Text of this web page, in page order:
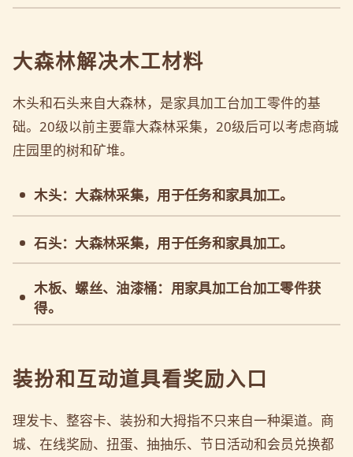
大森林解决木工材料
木头和石头来自大森林，是家具加工台加工零件的基
础。20级以前主要靠大森林采集，20级后可以考虑商城
庄园里的树和矿堆。
木头：大森林采集，用于任务和家具加工。
石头：大森林采集，用于任务和家具加工。
木板、螺丝、油漆桶：用家具加工台加工零件获
得。
装扮和互动道具看奖励入口
理发卡、整容卡、装扮和大拇指不只来自一种渠道。商
城、在线奖励、扭蛋、抽抽乐、节日活动和会员兑换都